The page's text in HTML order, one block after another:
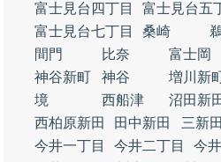
富士見台四丁目
富士見台五
富士見台七丁目
桑崎
間門
比奈 富士岡
神谷新町
神谷 増川新
境
西船津 沼田新
西柏原新田
田中新田 三新田
今井一丁目
今井二丁目 今